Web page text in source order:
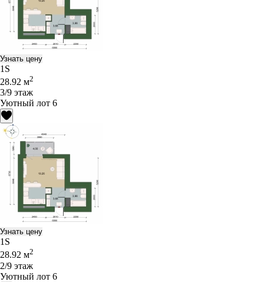
Узнать цену
1S
28.92 м2
3/9 этаж
Уютный лот 6
Узнать цену
1S
28.92 м2
2/9 этаж
Уютный лот 6